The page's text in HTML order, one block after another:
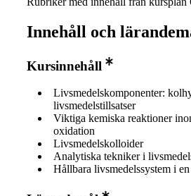
Innehåll och
Kursinnehåll
Livsmedelskomponenter:
livsmedelstillsatser
Viktiga kemiska reaktioner
oxidation
Livsmedelskolloider
Analytiska tekniker i
Hållbara livsmedelssystem i